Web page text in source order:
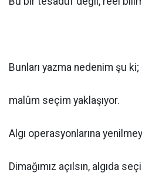
Bunları yazma nedenim şu ki;
malûm seçim yaklaşıyor.
Algı operasyonlarına
Dimağımız açılsın, algıda